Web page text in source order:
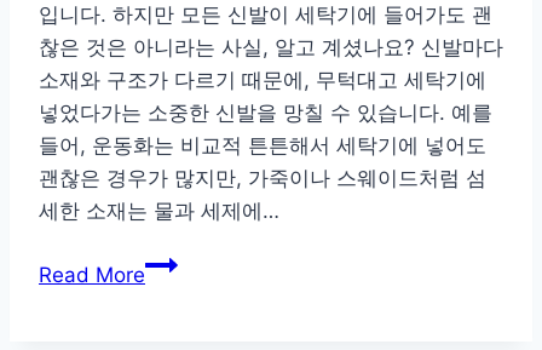
상
의
비
밀
입니다. 하지만 모든 신발이 세탁기에 들어가도 괜
찮은 것은 아니라는 사실, 알고 계셨나요? 신발마다
소재와 구조가 다르기 때문에, 무턱대고 세탁기에
넣었다가는 소중한 신발을 망칠 수 있습니다. 예를
들어, 운동화는 비교적 튼튼해서 세탁기에 넣어도
괜찮은 경우가 많지만, 가죽이나 스웨이드처럼 섬
세한 소재는 물과 세제에…
Read More세